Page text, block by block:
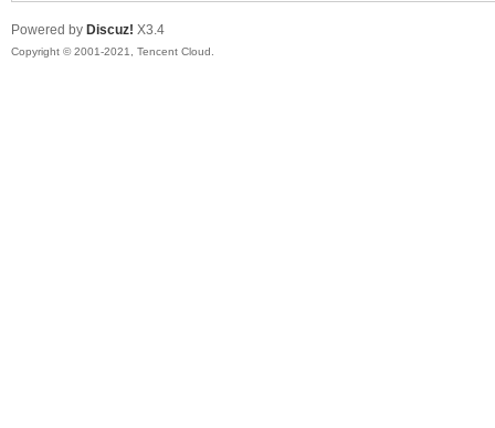
Powered by Discuz! X3.4
Copyright © 2001-2021, Tencent Cloud.